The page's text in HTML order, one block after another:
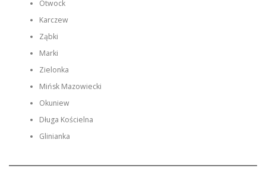
Otwock
Karczew
Ząbki
Marki
Zielonka
Mińsk Mazowiecki
Okuniew
Długa Kościelna
Glinianka